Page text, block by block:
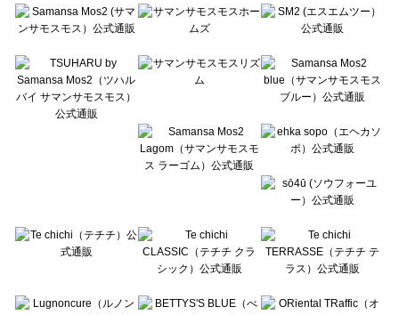
Te chichi（テチチ）の雑貨一覧
Te chichi CLASSIC（テチチ クラシック）の雑貨一覧
Lugnoncure（ルノンキュール）の雑貨一覧
BETTY'S BLUE（べティーズブルー）の雑貨一覧
Wpc.（ワールドパーティー）の雑貨一覧